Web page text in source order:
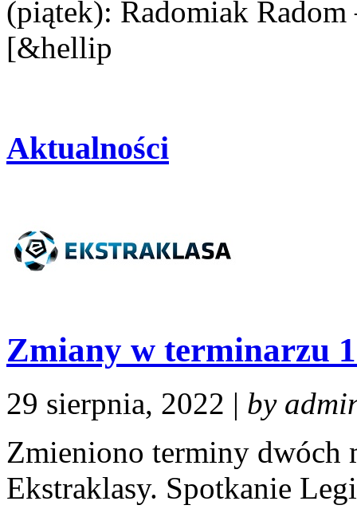
(piątek): Radomiak
[&hellip
Aktualności
Zmiany w terminarzu
29 sierpnia, 2022 | by
Zmieniono terminy dwóch
Ekstraklasy. Spotkanie